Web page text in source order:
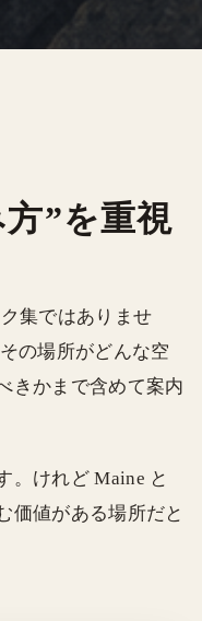
”を重視
集ではありませ
の場所がどんな空
きかまで含めて案内
。けれど Maine と
価値がある場所だと